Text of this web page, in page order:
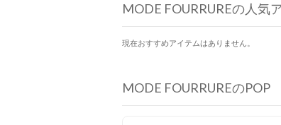
MODE FOURRUREの人気
現在おすすめアイテムはありません。
MODE FOURRUREのPOP